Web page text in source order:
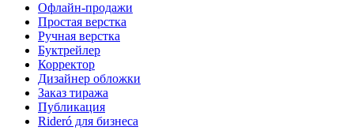
Офлайн-продажи
Простая верстка
Ручная верстка
Буктрейлер
Корректор
Дизайнер обложки
Заказ тиража
Публикация
Rideró для бизнеса